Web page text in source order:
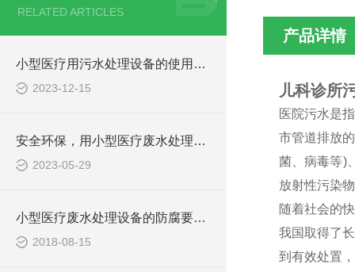
RELATED ARTICLES
小型医疗用污水处理设备的使用注意事项
2023-12-15
安全环保，用小型医疗废水处理设备
2023-05-29
小型医疗废水处理设备的防腐要求你做到了吗
2018-08-15
产品详情
儿科诊所
医院污水是
市管道排放
菌、病毒等)
放射性污染
随着社会的
我国取得了
到有效处置